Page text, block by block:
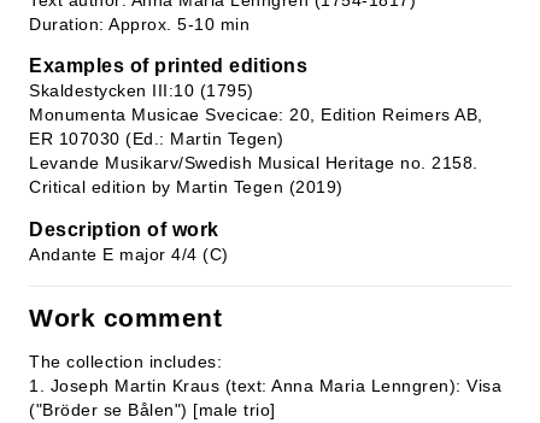
Duration: Approx. 5-10 min
Examples of printed editions
Skaldestycken III:10 (1795)
Monumenta Musicae Svecicae: 20, Edition Reimers AB,
ER 107030 (Ed.: Martin Tegen)
Levande Musikarv/Swedish Musical Heritage no. 2158.
Critical edition by Martin Tegen (2019)
Description of work
Andante E major 4/4 (C)
Work comment
The collection includes:
1. Joseph Martin Kraus (text: Anna Maria Lenngren): Visa
("Bröder se Bålen") [male trio]